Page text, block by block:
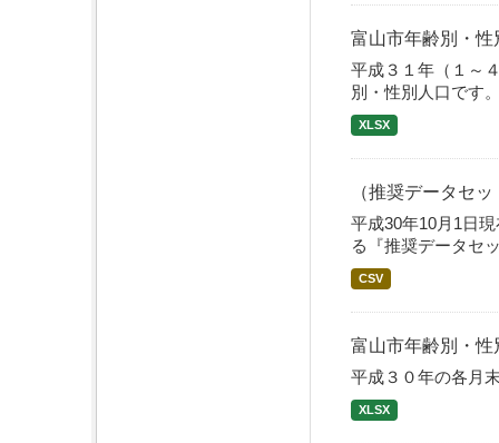
富山市年齢別・
平成３１年（１～
別・性別人口です
XLSX
（推奨データセ
平成30年10月1日
る『推奨データセ
CSV
富山市年齢別・
平成３０年の各月
XLSX